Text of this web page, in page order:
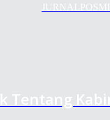
Tentang